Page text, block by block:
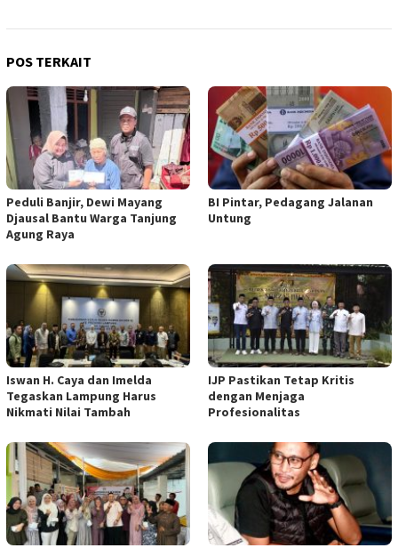
POS TERKAIT
Peduli Banjir, Dewi Mayang
Djausal Bantu Warga Tanjung
Agung Raya
BI Pintar, Pedagang Jalanan
Untung
Iswan H. Caya dan Imelda
Tegaskan Lampung Harus
Nikmati Nilai Tambah
IJP Pastikan Tetap Kritis
dengan Menjaga
Profesionalitas